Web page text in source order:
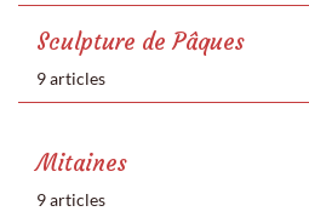
Sculpture de Pâques
9 articles
Mitaines
9 articles